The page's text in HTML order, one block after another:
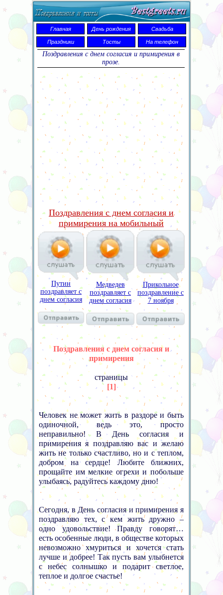
Главная День рождения Свадьба
Праздники Тосты На телефон
Поздравления с днем согласия и примирения в
прозе.
Поздравления с днем согласия и
примирения на мобильный
Путин
поздравляет с
днем согласия
Медведев
поздравляет с
днем согласия
Прикольное
поздравление с
7 ноября
Поздравления с днем согласия и
примирения
страницы
[1]
Человек не может жить в раздоре и быть
одиночной, ведь это, просто
неправильно! В День согласия и
примирения я поздравляю вас и желаю
жить не только счастливо, но и с теплом,
добром на сердце! Любите ближних,
прощайте им мелкие огрехи и побольше
улыбаясь, радуйтесь каждому дню!
Сегодня, в День согласия и примирения я
поздравляю тех, с кем жить дружно –
одно удовольствие! Правду говорят…
есть особенные люди, в обществе которых
невозможно хмуриться и хочется стать
лучше и добрее! Так пусть вам улыбнется
с небес солнышко и подарит светлое,
теплое и долгое счастье!